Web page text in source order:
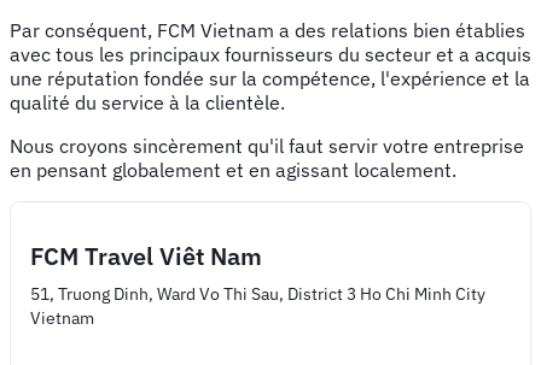
Par conséquent, FCM Vietnam a des relations bien établies
avec tous les principaux fournisseurs du secteur et a acquis
une réputation fondée sur la compétence, l'expérience et la
qualité du service à la clientèle.
Nous croyons sincèrement qu'il faut servir votre entreprise
en pensant globalement et en agissant localement.
FCM Travel Viêt Nam
51, Truong Dinh, Ward Vo Thi Sau, District 3 Ho Chi Minh City
Vietnam